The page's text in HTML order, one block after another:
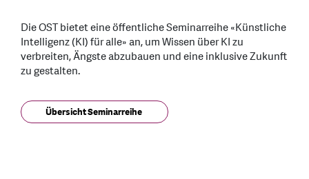
Die OST bietet eine öffentliche Seminarreihe «Künstliche
Intelligenz (KI) für alle» an, um Wissen über KI zu
verbreiten, Ängste abzubauen und eine inklusive Zukunft
zu gestalten.
Übersicht Seminarreihe